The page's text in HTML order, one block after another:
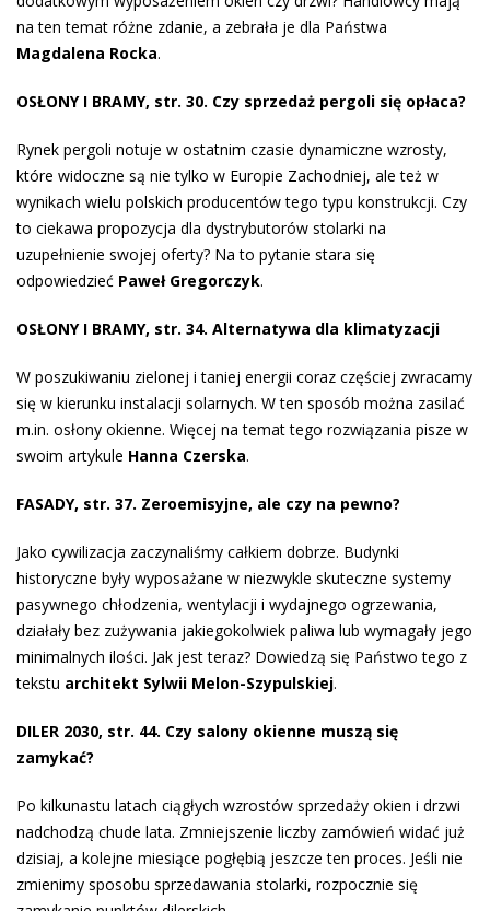
na ten temat różne zdanie, a zebrała je dla Państwa
Magdalena Rocka.
OSŁONY I BRAMY, str. 30. Czy sprzedaż pergoli się opłaca?
Rynek pergoli notuje w ostatnim czasie dynamiczne wzrosty,
które widoczne są nie tylko w Europie Zachodniej, ale też w
wynikach wielu polskich producentów tego typu konstrukcji. Czy
to ciekawa propozycja dla dystrybutorów stolarki na
uzupełnienie swojej oferty? Na to pytanie stara się
odpowiedzieć Paweł Gregorczyk.
OSŁONY I BRAMY, str. 34. Alternatywa dla klimatyzacji
W poszukiwaniu zielonej i taniej energii coraz częściej zwracamy
się w kierunku instalacji solarnych. W ten sposób można zasilać
m.in. osłony okienne. Więcej na temat tego rozwiązania pisze w
swoim artykule Hanna Czerska.
FASADY, str. 37. Zeroemisyjne, ale czy na pewno?
Jako cywilizacja zaczynaliśmy całkiem dobrze. Budynki
historyczne były wyposażane w niezwykle skuteczne systemy
pasywnego chłodzenia, wentylacji i wydajnego ogrzewania,
działały bez zużywania jakiegokolwiek paliwa lub wymagały jego
minimalnych ilości. Jak jest teraz? Dowiedzą się Państwo tego z
tekstu architekt Sylwii Melon-Szypulskiej.
DILER 2030, str. 44. Czy salony okienne muszą się
zamykać?
Po kilkunastu latach ciągłych wzrostów sprzedaży okien i drzwi
nadchodzą chude lata. Zmniejszenie liczby zamówień widać już
dzisiaj, a kolejne miesiące pogłębią jeszcze ten proces. Jeśli nie
zmienimy sposobu sprzedawania stolarki, rozpocznie się